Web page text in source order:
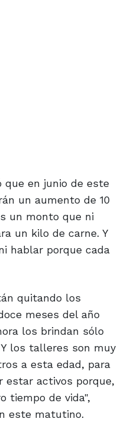
que en junio de este
un aumento de 10
un monto que ni
un kilo de carne. Y
hablar porque cada
quitando los
meses del año
los brindan sólo
los talleres son muy
a esta edad, para
estar activos porque,
tiempo de vida",
este matutino.